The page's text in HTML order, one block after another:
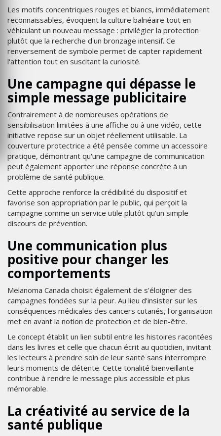
Les motifs concentriques rouges et blancs, immédiatement
reconnaissables, évoquent la culture balnéaire tout en
véhiculant un nouveau message : privilégier la protection
plutôt que la recherche d'un bronzage intensif. Ce
renversement de symbole permet de capter rapidement
l'attention tout en suscitant la curiosité.
Une campagne qui dépasse le
simple message publicitaire
Contrairement à de nombreuses opérations de
sensibilisation limitées à une affiche ou à une vidéo, cette
initiative repose sur un objet réellement utilisable. La
couverture protectrice a été pensée comme un accessoire
pratique, démontrant qu'une campagne de communication
peut également apporter une réponse concrète à un
problème de santé publique.
Cette approche renforce la crédibilité du dispositif et
favorise son appropriation par le public, qui perçoit la
campagne comme un service utile plutôt qu'un simple
discours de prévention.
Une communication plus
positive pour changer les
comportements
Melanoma Canada choisit également de s'éloigner des
campagnes fondées sur la peur. Au lieu d'insister sur les
conséquences médicales des cancers cutanés, l'organisation
met en avant la notion de protection et de bien-être.
Le concept établit un lien subtil entre les histoires racontées
dans les livres et celle que chacun écrit au quotidien, invitant
les lecteurs à prendre soin de leur santé sans interrompre
leurs moments de détente. Cette tonalité bienveillante
contribue à rendre le message plus accessible et plus
mémorable.
La créativité au service de la
santé publique